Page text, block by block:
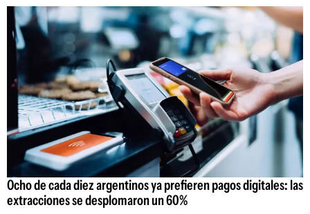
Ocho de cada diez argentinos ya prefieren pagos digitales: las
extracciones se desplomaron un 60%